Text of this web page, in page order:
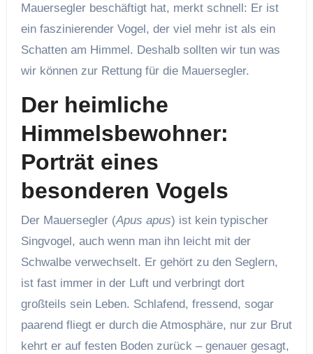
Mauersegler beschäftigt hat, merkt schnell: Er ist
ein faszinierender Vogel, der viel mehr ist als ein
Schatten am Himmel. Deshalb sollten wir tun was
wir können zur Rettung für die Mauersegler.
Der heimliche
Himmelsbewohner:
Porträt eines
besonderen Vogels
Der Mauersegler (Apus apus) ist kein typischer
Singvogel, auch wenn man ihn leicht mit der
Schwalbe verwechselt. Er gehört zu den Seglern,
ist fast immer in der Luft und verbringt dort
großteils sein Leben. Schlafend, fressend, sogar
paarend fliegt er durch die Atmosphäre, nur zur Brut
kehrt er auf festen Boden zurück – genauer gesagt,